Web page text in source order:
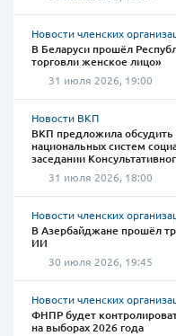
Новости членских
В Беларуси прошёл
торговли женское лицо»
31 июля 2026, 19:00
Новости ВКП
ВКП предложила обсудить
национальных систем
заседании
31 июля 2026, 18:00
Новости членских
В Азербайджане прошёл
ИИ
30 июля 2026, 19:45
Новости членских
ФНПР будет
на выборах 2026 года